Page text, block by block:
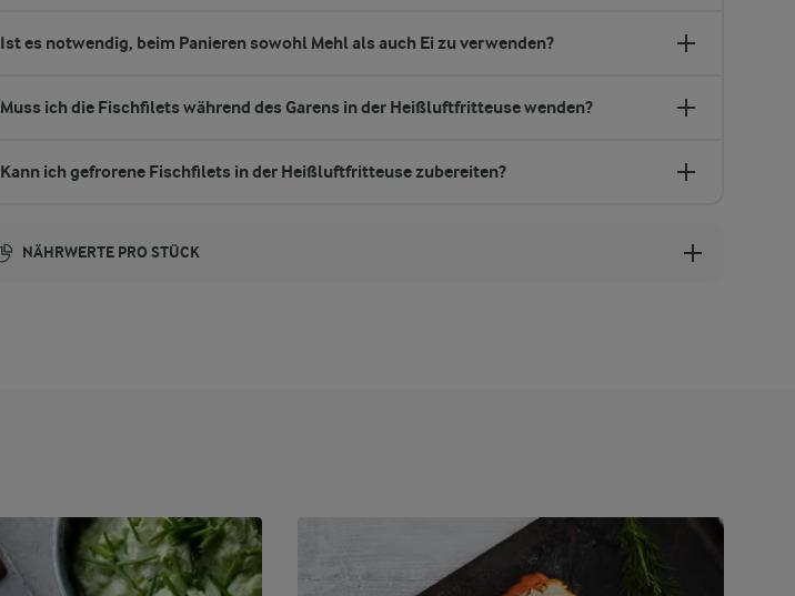
Ist es notwendig, beim Panieren sowohl Mehl als auch Ei zu verwenden?
Muss ich die Fischfilets während des Garens in der Heißluftfritteuse wenden?
Kann ich gefrorene Fischfilets in der Heißluftfritteuse zubereiten?
NÄHRWERTE PRO STÜCK